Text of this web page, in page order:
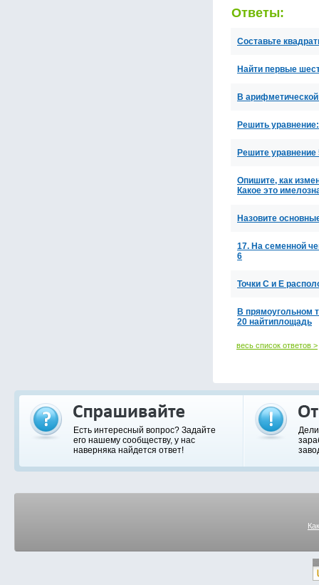
Ответы:
Составьте
Найти первые
В арифметической
Решить
Решите уравнение
Опишите, как
Какое это
Назовите
17. На семенной
6
Точки С и Е
В прямоугольном
20 найтиплощадь
весь список ответов >
Есть интересный вопрос? Задайте
его нашему сообществу, у нас
наверняка найдется ответ!